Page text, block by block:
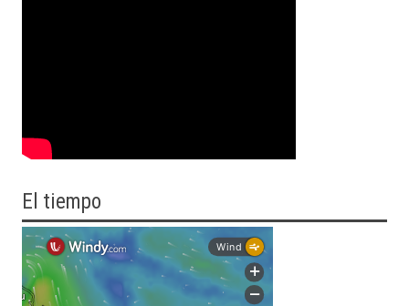
El tiempo